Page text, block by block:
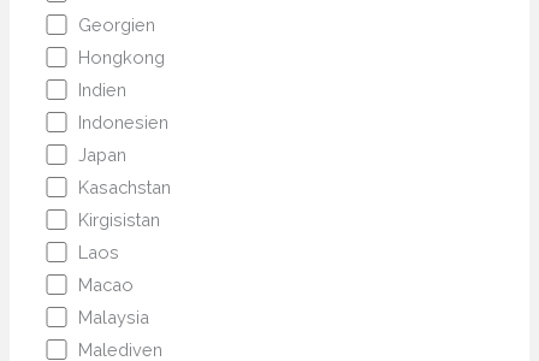
Georgien
Hongkong
Indien
Indonesien
Japan
Kasachstan
Kirgisistan
Laos
Macao
Malaysia
Malediven